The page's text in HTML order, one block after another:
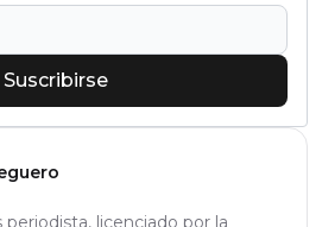
Suscribirse
licenciado por la